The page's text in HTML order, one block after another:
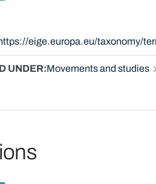
eige.europa.eu/taxonomy/
UNDER Movements and studies